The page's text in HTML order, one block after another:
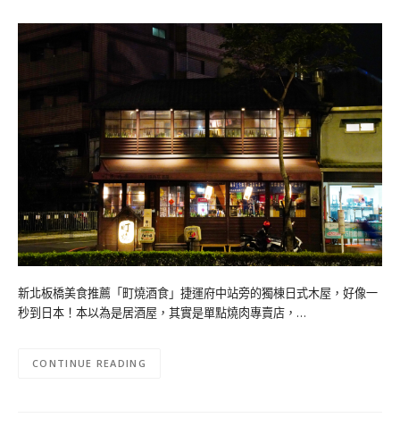
新北板橋美食推薦「町燒酒食」捷運府中站旁的獨棟日式木屋，好像一
秒到日本！本以為是居酒屋，其實是單點燒肉專賣店，…
CONTINUE READING